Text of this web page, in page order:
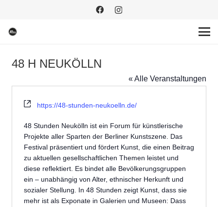
48 H NEUKÖLLN
« Alle Veranstaltungen
Webseite
https://48-stunden-neukoelln.de/
48 Stunden Neukölln ist ein Forum für künstlerische
Projekte aller Sparten der Berliner Kunstszene. Das
Festival präsentiert und fördert Kunst, die einen Beitrag
zu aktuellen gesellschaftlichen Themen leistet und
diese reflektiert. Es bindet alle Bevölkerungsgruppen
ein – unabhängig von Alter, ethnischer Herkunft und
sozialer Stellung. In 48 Stunden zeigt Kunst, dass sie
mehr ist als Exponate in Galerien und Museen: Dass